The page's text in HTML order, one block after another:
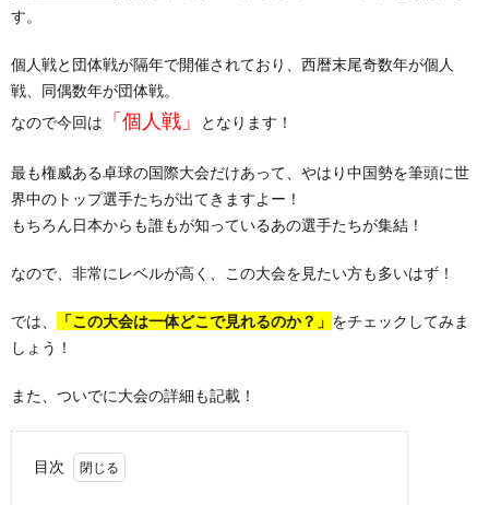
す。
個人戦と団体戦が隔年で開催されており、西暦末尾奇数年が個人
戦、同偶数年が団体戦。
なので今回は
「個人戦」 となります！
最も権威ある卓球の国際大会だけあって、やはり中国勢を筆頭に世
界中のトップ選手たちが出てきますよー！
もちろん日本からも誰もが知っているあの選手たちが集結！
なので、非常にレベルが高く、この大会を見たい方も多いはず！
では、 「この大会は一体どこで見れるのか？」 をチェックしてみま
しょう！
また、ついでに大会の詳細も記載！
目次